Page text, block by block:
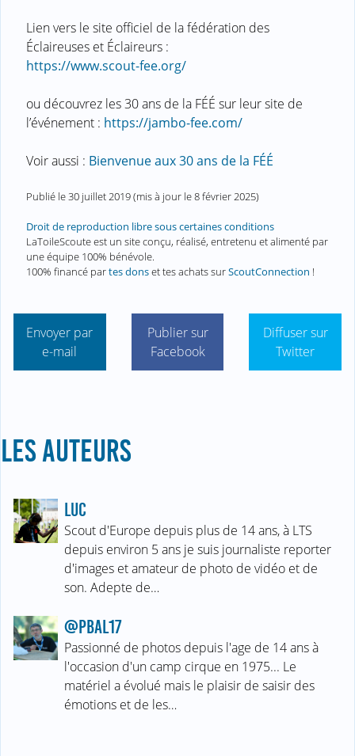
Lien vers le site officiel de la fédération des
Éclaireuses et Éclaireurs :
https://www.scout-fee.org/
ou découvrez les 30 ans de la FÉÉ sur leur site de
l’événement : https://jambo-fee.com/
Voir aussi : Bienvenue aux 30 ans de la FÉÉ
Publié le30 juillet 2019(mis à jour le8 février 2025)
Droit de reproduction libre sous certaines conditions
LaToileScoute est un site conçu, réalisé, entretenu et alimenté par
une équipe 100% bénévole.
100% financé partes donset tes achats surScoutConnection !
Envoyer par
e-mail
Publier sur
Facebook
Diffuser sur
Twitter
LES AUTEURS
LUC
Scout d'Europe depuis plus de 14 ans, à LTS
depuis environ 5 ans je suis journaliste reporter
d'images et amateur de photo de vidéo et de
son. Adepte de…
@PBAL17
Passionné de photos depuis l'age de 14 ans à
l'occasion d'un camp cirque en 1975... Le
matériel a évolué mais le plaisir de saisir des
émotions et de les…